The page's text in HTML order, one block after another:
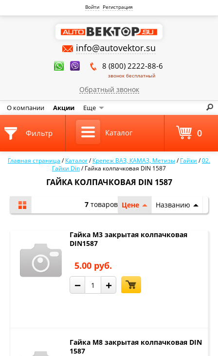
Войти Регистрация
info@autovektor.su
8 (800) 2222-88-6
звонок бесплатный
Обратный звонок
О компании Акции Еще
Главная страница /Каталог/Крепеж ВАЗ, КАМАЗ, Метизы/Гайки /02.
Гайки Din/Гайка колпачковая DIN 1587
ГАЙКА КОЛПАЧКОВАЯ DIN 1587
Цене Названию
7 товаров
Гайка М3 закрытая колпачковая
DIN1587
5.00 руб.
− +
Гайка М8 закрытая колпачковая DIN
1587
Фильтр Каталог 0